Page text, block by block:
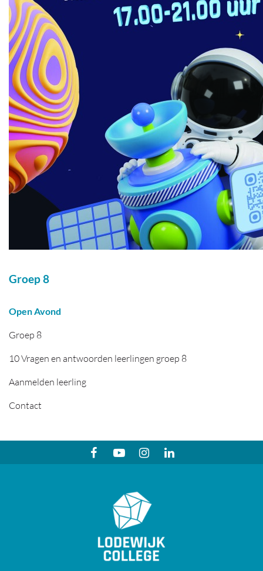
Groep 8
Open Avond
Groep 8
10 Vragen en antwoorden leerlingen groep 8
Aanmelden leerling
Contact